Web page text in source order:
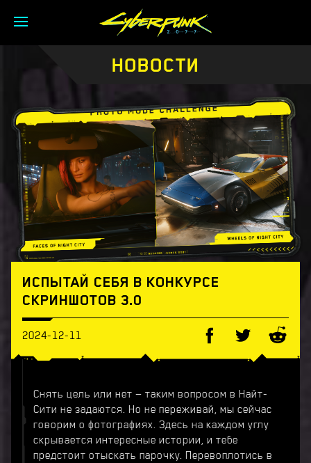
НОВОСТИ
ИСПЫТАЙ СЕБЯ В КОНКУРСЕ
СКРИНШОТОВ 3.0
2024-12-11
Снять цель или нет — таким вопросом в Найт-
Сити не задаются. Но не переживай, мы сейчас
говорим о фотографиях. Здесь на каждом углу
скрывается интересные истории, и тебе
предстоит отыскать парочку. Перевоплотись в